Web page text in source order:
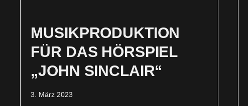
MUSIKPRODUKTION
FÜR DAS HÖRSPIEL
„JOHN SINCLAIR“
3. März 2023